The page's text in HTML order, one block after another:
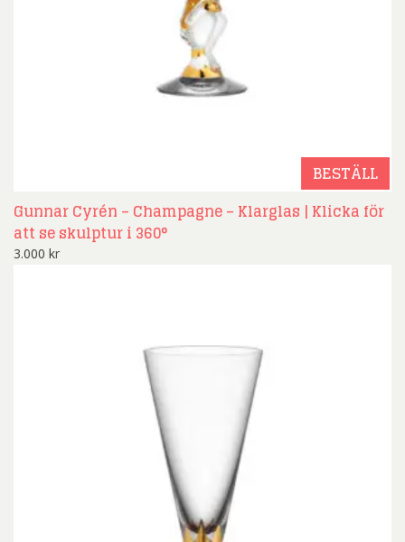
BESTÄLL
Gunnar Cyrén – Champagne – Klarglas | Klicka för
att se skulptur i 360°
3.000 kr